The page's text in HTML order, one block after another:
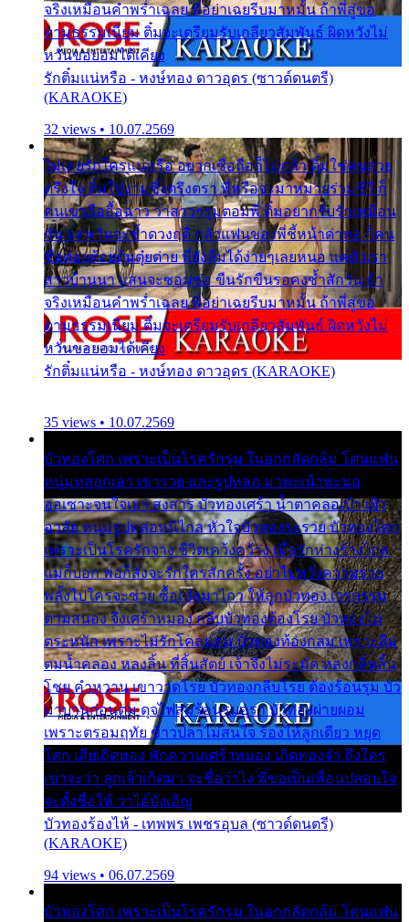
จริงเหมือนคำพร่ำเฉลย พี่อย่าเฉยรีบมาหมั้น ถ้าพี่สู่ขอ
ตามธรรมเนียม ติ๋มจะเตรียมรับเกลียวสัมพันธ์ ผิดหวังไม่
หวั่นขอยอมได้เคียง
รักติ๋มแน่หรือ - หงษ์ทอง ดาวอุดร (ซาวด์ดนตรี)
(KARAOKE)
32 views • 10.07.2569
ไม่เคยรักใครแน่หรือ อยากเชื่อถือก็ไม่กล้า ติ๋มใช่คนสวย
ตรึงใจ ติ๋มใช่งามซึ้งตรึงตรา พี่หรือจะมาหมายร่วมชีวี ก็
คนเขาลืออื้อฉาว ว่าสาวๆรุมตอมพี่ ติ๋มอยากรับรักเหมือน
กัน แต่หวั่นจะช้ำดวงฤดี กลัวแฟนของพี่ชี้หน้าด่าทอ ก็คน
ชื่อต๋อยต้อยตุ้มตุ๋ยต่าย พี่ยังลืมได้ง่ายๆเลยหนอ แค่ตัวเรา
สาวบ้านนา แสนจะซอมซ่อ ขืนรักขืนรอคงช้ำสักวัน ถ้า
จริงเหมือนคำพร่ำเฉลย พี่อย่าเฉยรีบมาหมั้น ถ้าพี่สู่ขอ
ตามธรรมเนียม ติ๋มจะเตรียมรับเกลียวสัมพันธ์ ผิดหวังไม่
หวั่นขอยอมได้เคียง
รักติ๋มแน่หรือ - หงษ์ทอง ดาวอุดร (KARAOKE)
35 views • 10.07.2569
บัวทองโศก เพราะเป็นโรครักรุม ในอกกลัดกลุ้ม โดนแฟน
หนุ่มหลอกเอา เขารวย และรูปหล่อ มาพะเน้าพะนอ
ออเซาะจนใจเบา สงสาร บัวทองเศร้า น้ำตาคลอเบ้า เฝ้า
อาลัย หนุ่มรูปหล่อหนีไกล หัวใจบัวทองระรวย บัวทองโศก
เพราะเป็นโรครักจาง ชีวิตเคว้งคว้าง เมื่อรักห่างร้างไกล
แม่ก็บอก พ่อก็สั่งจะรักใครสักครั้ง อย่าไปหวังความรวย
พลั้งไปใครจะช่วย ซื้อเปลมาไกว ให้ลูกบัวทอง เวรกรรม
ตามสนอง จึงเศร้าหมอง กลีบบัวทองต้องโรย บัวทองไม่
ตระหนัก เพราะไม่รักโคลนตม บัวทองท้องกลม เพราะลืม
ตมน้ำคลอง หลงลิ้น ที่สิ้นสัตย์ เจ้าจึงไม่ระมัด หลงกลิ่นลิ้น
โชย คำหวาน เขาวาดโรย บัวทองกลีบโรย ต้องร้อนรุม บัว
มาบานก่อนตูม ดุจไฟสุมร้อนรุมอุรา บัวทองผ่ายผอม
เพราะตรอมฤทัย ข้าวปลาไม่สนใจ ร้องไห้ลูกเดียว หยุด
โศก เสียเถิดทอง พักความเศร้าหมอง เถิดทองจ๋า ถึงใคร
เขาจะว่า ลูกเจ้าเกิดมา จะชื่อว่าไง พี่ขอเป็นเพื่อนปลอบใจ
จะตั้งชื่อให้ ว่าไอ้บังเอิญ
บัวทองร้องไห้ - เทพพร เพชรอุบล (ซาวด์ดนตรี)
(KARAOKE)
94 views • 06.07.2569
บัวทองโศก เพราะเป็นโรครักรุม ในอกกลัดกลุ้ม โดนแฟน